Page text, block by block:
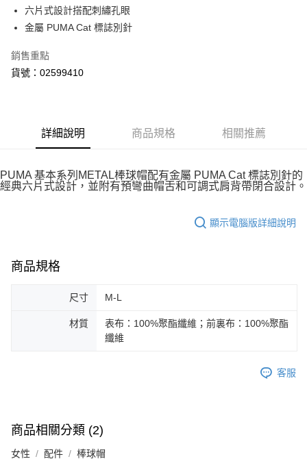
Google Pay
貨到付款
付款後7-11取貨
每筆NT$100，滿NT$1,800(含以上)免運費
宅配(離島恕不配送)
每筆NT$150，滿NT$1,800(含以上)免運費
六片式設計搭配刺繡孔眼
金屬 PUMA Cat 標誌別針
銷售重點
貨號：02599410
詳細說明 商品規格 相關推薦
PUMA 基本系列METAL棒球帽配有金屬 PUMA Cat 標誌別針的
經典六片式設計，並附有預彎曲帽舌和可調式肩背帶閉合設計。
顯示電腦版詳細說明
商品規格
尺寸 M-L
材質
表布：100%聚酯纖維；前裏布：100%聚酯
纖維
客服
商品相關分類 (2)
女性 配件 棒球帽